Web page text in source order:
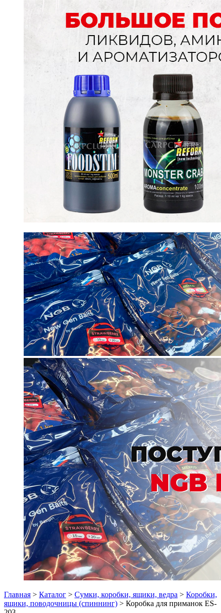
Главная > Каталог > Сумки, коробки, ящики, ведра > Коробки,
ящики, поводочницы (спиннинг) > Коробка для приманок ES-